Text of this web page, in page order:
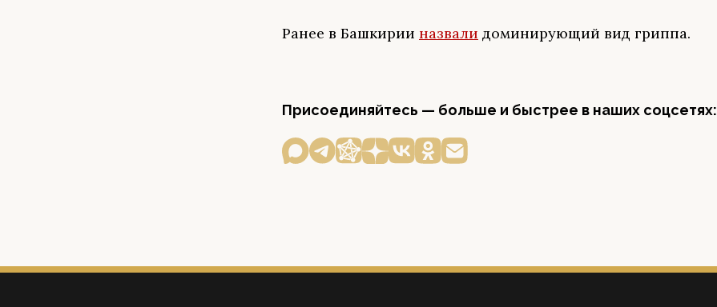
Ранее в Башкирии назвали доминирующий вид гриппа.
Присоединяйтесь — больше и быстрее в наших соцсетях: